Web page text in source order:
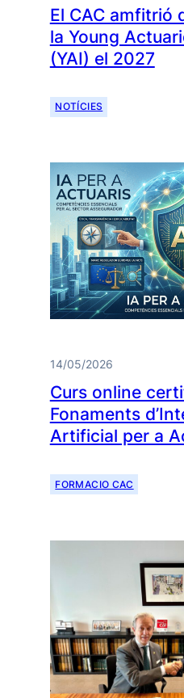
El CAC amfitrió
la Young
(YAI) el 2027
NOTÍCIES
14/05/2026
Curs online
Fonaments
Artificial per a
FORMACIO CAC